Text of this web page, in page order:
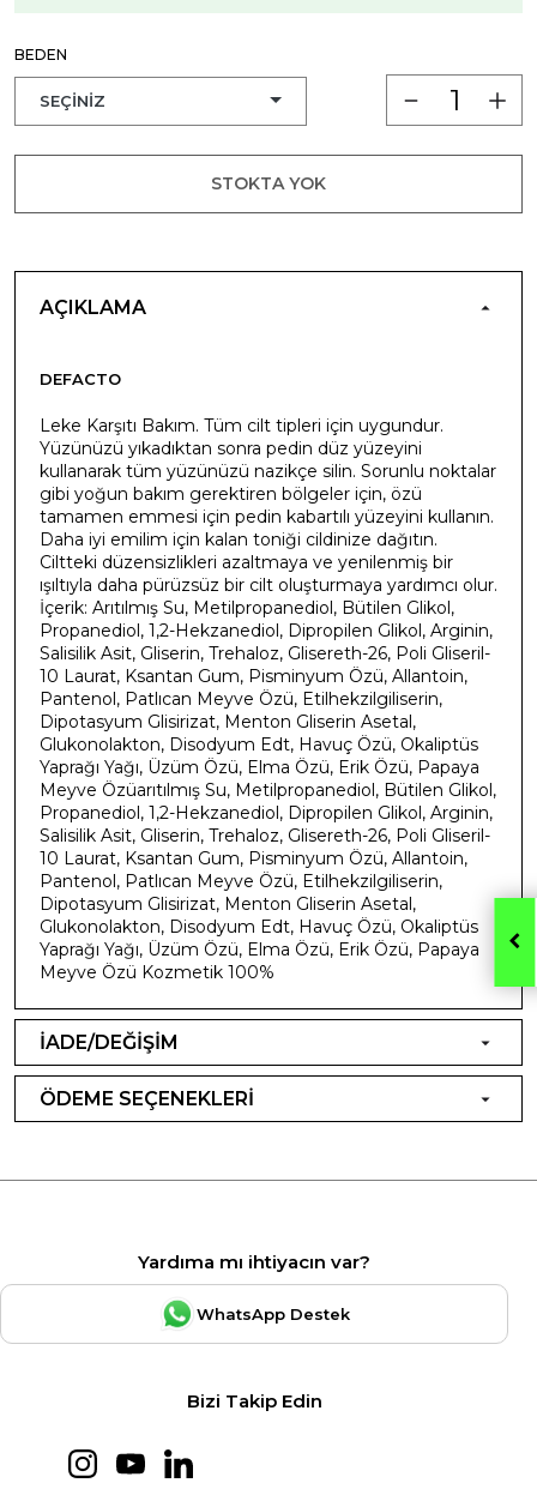
BEDEN
STOKTA YOK
AÇIKLAMA
DEFACTO
Leke Karşıtı Bakım. Tüm cilt tipleri için uygundur.
Yüzünüzü yıkadıktan sonra pedin düz yüzeyini
kullanarak tüm yüzünüzü nazikçe silin. Sorunlu noktalar
gibi yoğun bakım gerektiren bölgeler için, özü
tamamen emmesi için pedin kabartılı yüzeyini kullanın.
Daha iyi emilim için kalan toniği cildinize dağıtın.
Ciltteki düzensizlikleri azaltmaya ve yenilenmiş bir
ışıltıyla daha pürüzsüz bir cilt oluşturmaya yardımcı olur.
İçerik: Arıtılmış Su, Metilpropanediol, Bütilen Glikol,
Propanediol, 1,2-Hekzanediol, Dipropilen Glikol, Arginin,
Salisilik Asit, Gliserin, Trehaloz, Glisereth-26, Poli Gliseril-
10 Laurat, Ksantan Gum, Pisminyum Özü, Allantoin,
Pantenol, Patlıcan Meyve Özü, Etilhekzilgiliserin,
Dipotasyum Glisirizat, Menton Gliserin Asetal,
Glukonolakton, Disodyum Edt, Havuç Özü, Okaliptüs
Yaprağı Yağı, Üzüm Özü, Elma Özü, Erik Özü, Papaya
Meyve Özüarıtılmış Su, Metilpropanediol, Bütilen Glikol,
Propanediol, 1,2-Hekzanediol, Dipropilen Glikol, Arginin,
Salisilik Asit, Gliserin, Trehaloz, Glisereth-26, Poli Gliseril-
10 Laurat, Ksantan Gum, Pisminyum Özü, Allantoin,
Pantenol, Patlıcan Meyve Özü, Etilhekzilgiliserin,
Dipotasyum Glisirizat, Menton Gliserin Asetal,
Glukonolakton, Disodyum Edt, Havuç Özü, Okaliptüs
Yaprağı Yağı, Üzüm Özü, Elma Özü, Erik Özü, Papaya
Meyve Özü Kozmetik 100%
İADE/DEĞİŞİM
ÖDEME SEÇENEKLERİ
Yardıma mı ihtiyacın var?
WhatsApp Destek
Bizi Takip Edin